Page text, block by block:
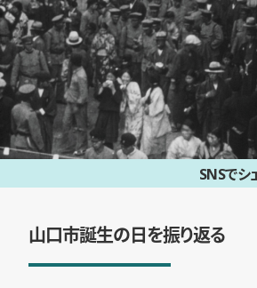
SNSでシ
山口市誕生の日を振り返る